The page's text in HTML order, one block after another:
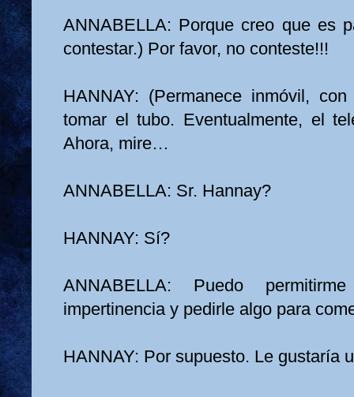
ANNABELLA: Porque creo que es
contestar.) Por favor, no conteste!!!
HANNAY: (Permanece inmóvil,
tomar el tubo. Eventualmente, el
Ahora, mire…
ANNABELLA: Sr. Hannay?
HANNAY: Sí?
ANNABELLA: Puedo
impertinencia y pedirle algo para
HANNAY: Por supuesto. Le gustaría